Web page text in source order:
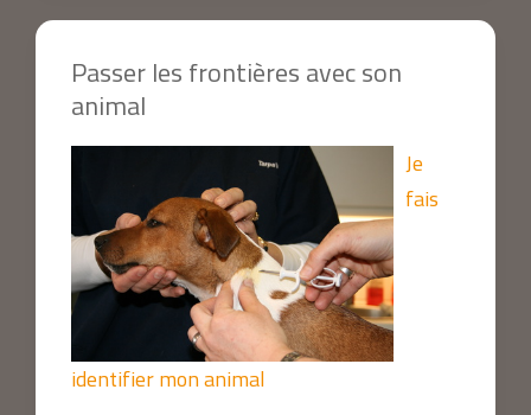
Passer les frontières avec son
animal
Je
fais
identifier mon animal